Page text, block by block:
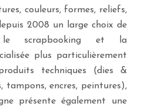
couleurs, formes, reliefs,
2008 un large choix de
le scrapbooking et la
plus particulièrement
techniques (dies &
tampons, encres, peintures),
présente également une